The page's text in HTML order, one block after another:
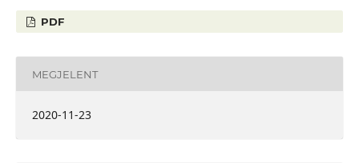
PDF
MEGJELENT
2020-11-23